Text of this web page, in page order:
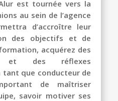
est tournée vers la
au sein de l’agence
d’accroître leur
des objectifs et de
acquérez des
et des réflexes
que conducteur de
de maîtriser
savoir motiver ses